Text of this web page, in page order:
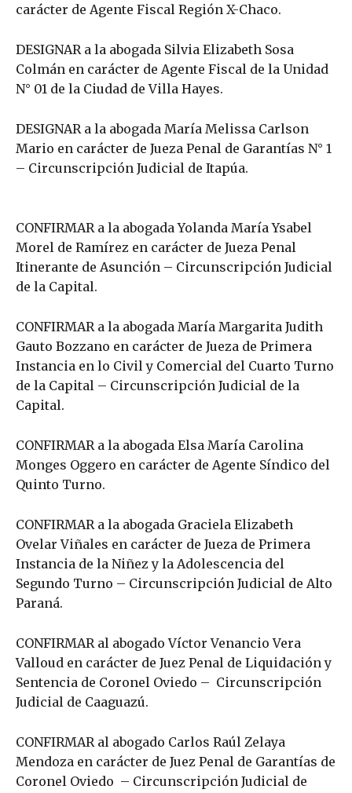
carácter de Agente Fiscal Región X-Chaco.
DESIGNAR a la abogada Silvia Elizabeth Sosa
Colmán en carácter de Agente Fiscal de la Unidad
N° 01 de la Ciudad de Villa Hayes.
DESIGNAR a la abogada María Melissa Carlson
Mario en carácter de Jueza Penal de Garantías N° 1
– Circunscripción Judicial de Itapúa.
CONFIRMAR a la abogada Yolanda María Ysabel
Morel de Ramírez en carácter de Jueza Penal
Itinerante de Asunción – Circunscripción Judicial
de la Capital.
CONFIRMAR a la abogada María Margarita Judith
Gauto Bozzano en carácter de Jueza de Primera
Instancia en lo Civil y Comercial del Cuarto Turno
de la Capital – Circunscripción Judicial de la
Capital.
CONFIRMAR a la abogada Elsa María Carolina
Monges Oggero en carácter de Agente Síndico del
Quinto Turno.
CONFIRMAR a la abogada Graciela Elizabeth
Ovelar Viñales en carácter de Jueza de Primera
Instancia de la Niñez y la Adolescencia del
Segundo Turno – Circunscripción Judicial de Alto
Paraná.
CONFIRMAR al abogado Víctor Venancio Vera
Valloud en carácter de Juez Penal de Liquidación y
Sentencia de Coronel Oviedo – Circunscripción
Judicial de Caaguazú.
CONFIRMAR al abogado Carlos Raúl Zelaya
Mendoza en carácter de Juez Penal de Garantías de
Coronel Oviedo – Circunscripción Judicial de